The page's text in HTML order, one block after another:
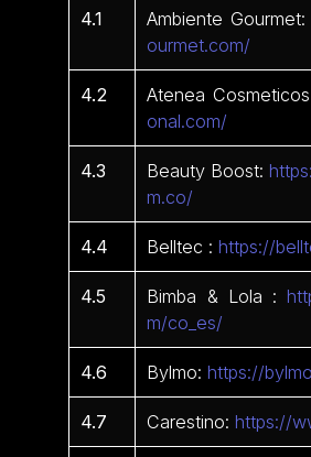
4.1 Ambiente
ourmet.com/
4.2 Atenea
onal.com/
4.3 Beauty Boost:
m.co/
4.4 Belltec :https://
4.5 Bimba & Lola :
m/co_es/
4.6 Bylmo:https://
4.7 Carestino:https://